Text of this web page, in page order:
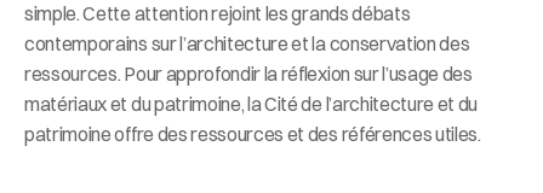
simple. Cette attention rejoint les grands débats
contemporains sur l’architecture et la conservation des
ressources. Pour approfondir la réflexion sur l’usage des
matériaux et du patrimoine, la Cité de l’architecture et du
patrimoine offre des ressources et des références utiles.